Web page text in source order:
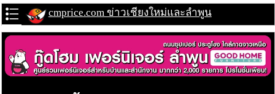
cmprice.com ข่าวเชียงใหม่และลำพูน